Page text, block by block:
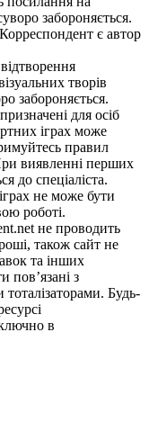
забороняється.
є автор
творів
забороняється.
для осіб
іграх може
правил
виявленні перших
до спеціаліста.
не може бути
роботі.
не проводить
також сайт не
та інших
пов’язані з
Будь-
в